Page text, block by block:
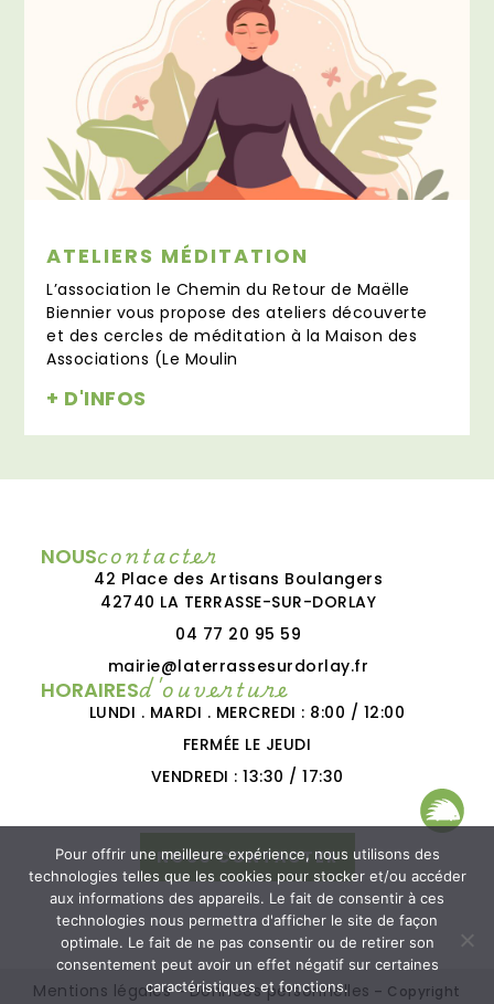
ATELIERS MÉDITATION
L’association le Chemin du Retour de Maëlle
Biennier vous propose des ateliers découverte
et des cercles de méditation à la Maison des
Associations (Le Moulin
+ D'INFOS
NOUScontacter
42 Place des Artisans Boulangers
42740 LA TERRASSE-SUR-DORLAY
04 77 20 95 59
mairie@laterrassesurdorlay.fr
HORAIRESd'ouverture
LUNDI . MARDI . MERCREDI : 8:00 / 12:00
FERMÉE LE JEUDI
VENDREDI : 13:30 / 17:30
NOUS CONTACTER
Mentions légales–Données personnelles – Copyright
Pour offrir une meilleure expérience, nous utilisons des
technologies telles que les cookies pour stocker et/ou accéder
aux informations des appareils. Le fait de consentir à ces
technologies nous permettra d'afficher le site de façon
optimale. Le fait de ne pas consentir ou de retirer son
consentement peut avoir un effet négatif sur certaines
caractéristiques et fonctions.